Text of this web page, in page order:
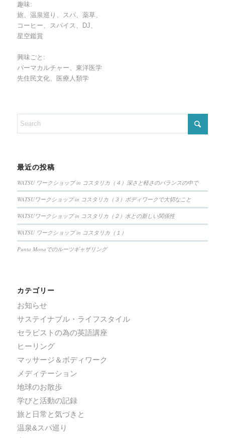
趣味:
旅、温泉巡り、スパ、薬草、
コーヒー、スパイス、DJ、
星空鑑賞
興味ごと:
パーマカルチャー、東洋医学
先住民文化、医療人類学
最近の投稿
WATSU ワークショップ in コスタリカ（４）深さと軽さのバランスの中で
WATSUワークショップ in コスタリカ（３）ボディワークで大切なこと
WATSUワークショップ in コスタリカ（２）水との新しい関係性
WATSU ワークショップ in コスタリカ（１）
Punta Monaでのルーツギャザリング
カテゴリー
お知らせ
サステイナブル・ライフスタイル
セラピストの為の英語講座
ヒーリング
マッサージ＆ボディワーク
メディテーション
地球のお散歩
学びと活動の記録
旅と日常と気づきと
温泉&スパ巡り